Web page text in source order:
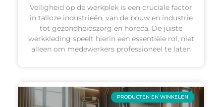
Veiligheid op de werkplek is een cruciale factor
in talloze industrieën, van de bouw en industrie
tot gezondheidszorg en horeca. De juiste
werkkleding speelt hierin een essentiële rol, niet
alleen om medewerkers professioneel te laten
PRODUCTEN EN WINKELEN